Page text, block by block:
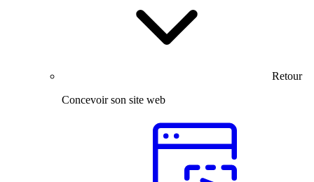
Retour
Concevoir son site web